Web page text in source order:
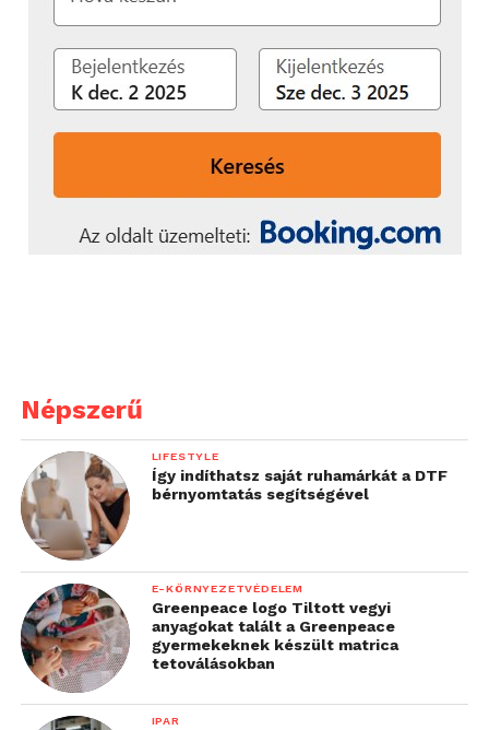
Népszerű
LIFESTYLE
Így indíthatsz saját ruhamárkát a DTF
bérnyomtatás segítségével
E-KÖRNYEZETVÉDELEM
Greenpeace logo Tiltott vegyi
anyagokat talált a Greenpeace
gyermekeknek készült matrica
tetoválásokban
IPAR